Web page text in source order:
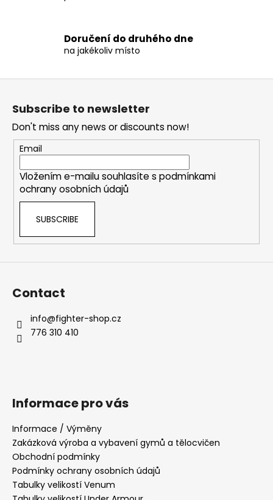
Doručení do druhého dne
na jakékoliv místo
Subscribe to newsletter
Don't miss any news or discounts now!
Email
Vložením e-mailu souhlasíte s podmínkami
ochrany osobních údajů
SUBSCRIBE
Contact
info@fighter-shop.cz
776 310 410
Informace pro vás
Informace / Výměny
Zakázková výroba a vybavení gymů a tělocvičen
Obchodní podmínky
Podmínky ochrany osobních údajů
Tabulky velikostí Venum